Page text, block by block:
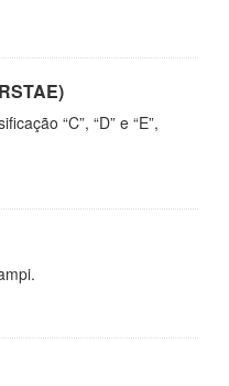
“C”, “D” e “E”,